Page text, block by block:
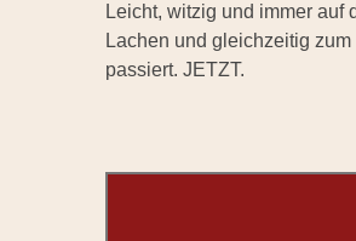
Leicht, witzig und immer auf
Lachen und gleichzeitig
passiert. JETZT.